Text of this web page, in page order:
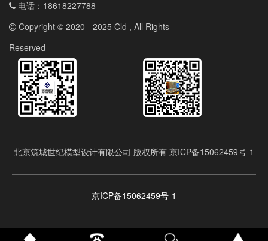
电话：18618227788
Copyright © 2020 - 2025 Cld , All Rights
Reserved
北京筑城世纪模型设计有限公司 版权所有 京ICP备15062459号-1
京ICP备15062459号-1